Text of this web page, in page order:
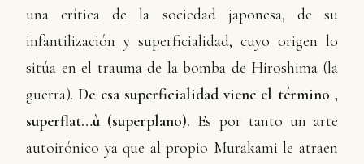
una crítica de la sociedad japonesa, de su
infantilización y superficialidad, cuyo origen lo
sitúa en el trauma de la bomba de Hiroshima (la
guerra).De esa superficialidad viene el término ‚
superflat…ù (superplano). Es por tanto un arte
autoirónico ya que al propio Murakami le atraen